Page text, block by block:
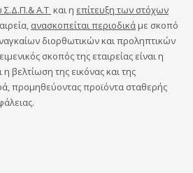
Σ.Δ.Π.& Α.Τ και η επίτευξη των στόχων
ανασκοπείται περιοδικάμε σκοπό
διορθωτικών και προληπτικών
σκοπός της εταιρείας είναι η
βελτίωση της εικόνας και της
προμηθεύοντας προϊόντα σταθερής